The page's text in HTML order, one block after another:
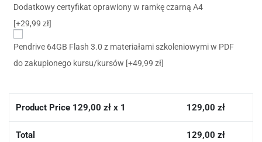
Dodatkowy certyfikat oprawiony w ramkę czarną A4
[+29,99 zł]
Pendrive 64GB Flash 3.0 z materiałami szkoleniowymi w PDF
do zakupionego kursu/kursów [+49,99 zł]
Product Price 129,00 zł x 1 129,00 zł
Total 129,00 zł